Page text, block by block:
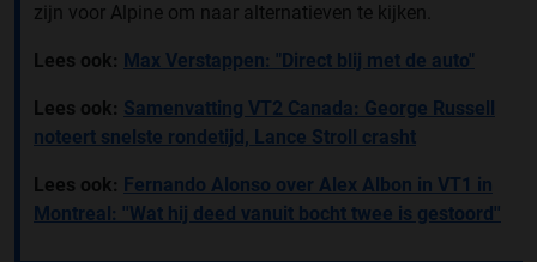
zijn voor Alpine om naar alternatieven te kijken.
Lees ook: Max Verstappen: "Direct blij met de auto"
Lees ook: Samenvatting VT2 Canada: George Russell
noteert snelste rondetijd, Lance Stroll crasht
Lees ook: Fernando Alonso over Alex Albon in VT1 in
Montreal: ''Wat hij deed vanuit bocht twee is gestoord''